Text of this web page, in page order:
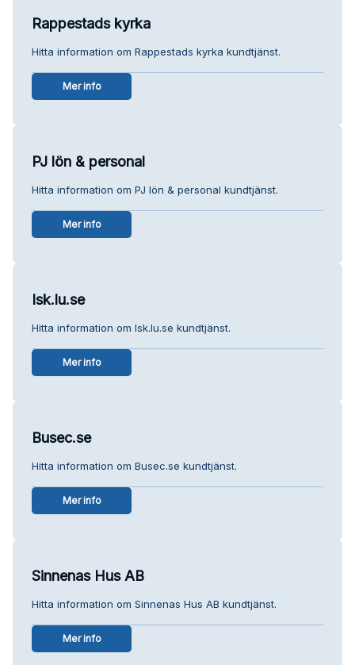
Rappestads kyrka
Hitta information om Rappestads kyrka kundtjänst.
Mer info
PJ lön & personal
Hitta information om PJ lön & personal kundtjänst.
Mer info
Isk.lu.se
Hitta information om Isk.lu.se kundtjänst.
Mer info
Busec.se
Hitta information om Busec.se kundtjänst.
Mer info
Sinnenas Hus AB
Hitta information om Sinnenas Hus AB kundtjänst.
Mer info